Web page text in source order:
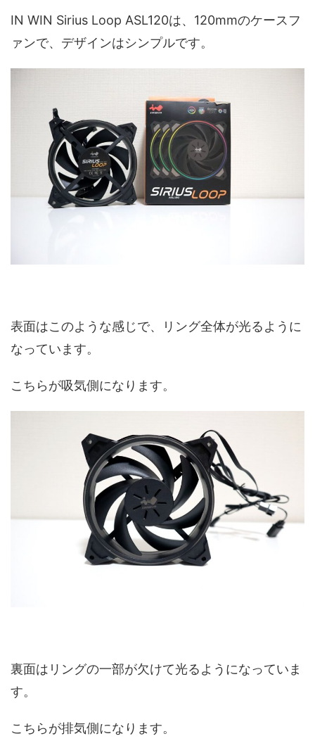
IN WIN Sirius Loop ASL120は、120mmのケースフ
ァンで、デザインはシンプルです。
表面はこのような感じで、リング全体が光るように
なっています。
こちらが吸気側になります。
裏面はリングの一部が欠けて光るようになっていま
す。
こちらが排気側になります。